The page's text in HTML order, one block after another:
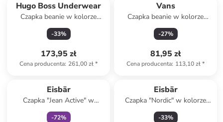
Hugo Boss Underwear
Czapka beanie w kolorze
granatowym
-33%
173,95 zł
Cena producenta: 261,00 zł*
Vans
Czapka beanie w kolorze
beżowo-białym
-27%
81,95 zł
Cena producenta: 113,10 zł*
Eisbär
Czapka "Jean Active" w
kolorze morskim
-72%
Eisbär
Czapka "Nordic" w kolorze
białym
-33%